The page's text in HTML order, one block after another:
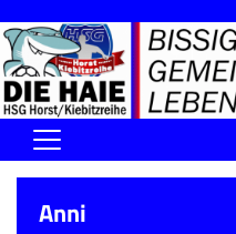
Home
Anni